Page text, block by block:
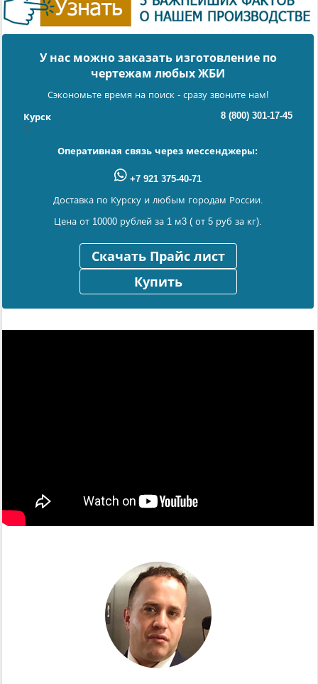
У нас можно заказать изготовление по
чертежам любых ЖБИ
Сэкономьте время на поиск - сразу звоните нам!
Курск 8 (800) 301-17-45
Оперативная связь через мессенджеры:
+7 921 375-40-71
Доставка по Курску и любым городам России.
Цена от 10000 рублей за 1 м3 ( от 5 руб за кг).
Скачать Прайс лист
Купить